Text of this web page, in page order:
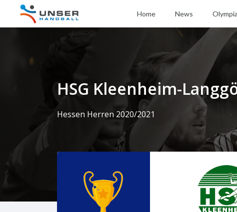
Home News Olympia
HSG Kleenheim-
Hessen Herren 2020/2021